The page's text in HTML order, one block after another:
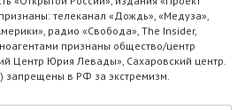
телеканал «Дождь», «Медуза»,
радио «Свобода», The Insider,
признаны общество/центр
Центр Юрия Левады», Сахаровский центр.
запрещены в РФ за экстремизм.